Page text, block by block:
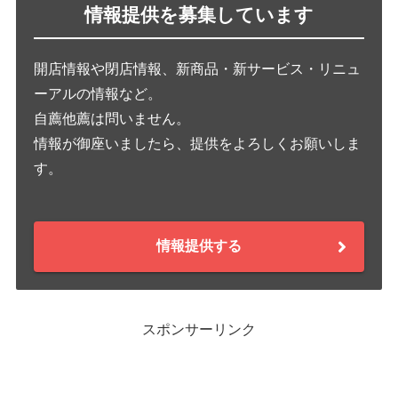
情報提供を募集しています
開店情報や閉店情報、新商品・新サービス・リニュ
ーアルの情報など。
自薦他薦は問いません。
情報が御座いましたら、提供をよろしくお願いしま
す。
情報提供する
スポンサーリンク